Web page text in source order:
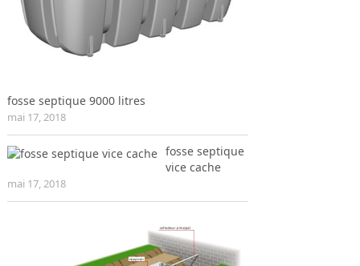
fosse septique 9000 litres
mai 17, 2018
fosse septique
vice cache
mai 17, 2018